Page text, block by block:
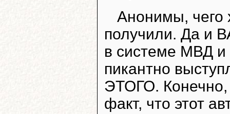
Анонимы, чего
получили. Да и
в системе МВД и
пикантно
ЭТОГО. Конечно,
факт, что этот